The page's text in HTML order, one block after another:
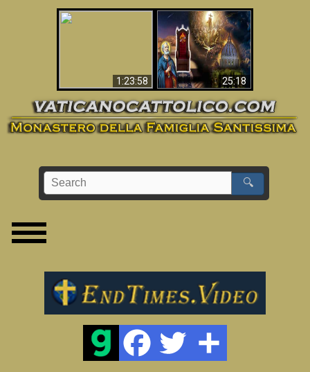
1:23:58 25:18
La Bibbia ha previsto
70 anni senza Papa?
🔍